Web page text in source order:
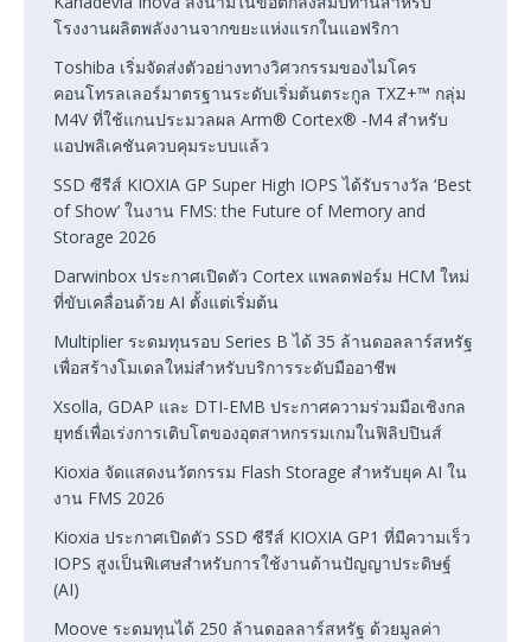
โรงงานผลิตพลังงานจากขยะแห่งแรกในแอฟริกา
Toshiba เริ่มจัดส่งตัวอย่างทางวิศวกรรมของไมโคร
คอนโทรลเลอร์มาตรฐานระดับเริ่มต้นตระกูล TXZ+™ กลุ่ม
M4V ที่ใช้แกนประมวลผล Arm® Cortex® ‑M4 สำหรับ
แอปพลิเคชันควบคุมระบบแล้ว
SSD ซีรีส์ KIOXIA GP Super High IOPS ได้รับรางวัล ‘Best
of Show’ ในงาน FMS: the Future of Memory and
Storage 2026
Darwinbox ประกาศเปิดตัว Cortex แพลตฟอร์ม HCM ใหม่
ที่ขับเคลื่อนด้วย AI ตั้งแต่เริ่มต้น
Multiplier ระดมทุนรอบ Series B ได้ 35 ล้านดอลลาร์สหรัฐ
เพื่อสร้างโมเดลใหม่สำหรับบริการระดับมืออาชีพ
Xsolla, GDAP และ DTI-EMB ประกาศความร่วมมือเชิงกล
ยุทธ์เพื่อเร่งการเติบโตของอุตสาหกรรมเกมในฟิลิปปินส์
Kioxia จัดแสดงนวัตกรรม Flash Storage สำหรับยุค AI ใน
งาน FMS 2026
Kioxia ประกาศเปิดตัว SSD ซีรีส์ KIOXIA GP1 ที่มีความเร็ว
IOPS สูงเป็นพิเศษสำหรับการใช้งานด้านปัญญาประดิษฐ์
(AI)
Moove ระดมทุนได้ 250 ล้านดอลลาร์สหรัฐ ด้วยมูลค่า